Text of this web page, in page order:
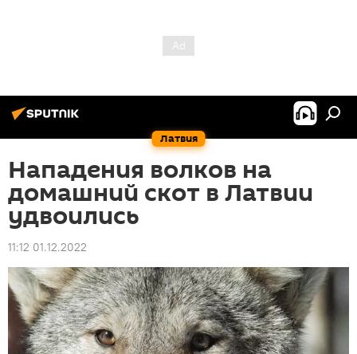
Латвия
Нападения волков на
домашний скот в Латвии
удвоились
11:12 01.12.2022